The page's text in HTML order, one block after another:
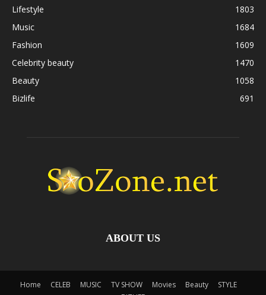
Lifestyle
1803
Music
1684
Fashion
1609
Celebrity beauty
1470
Beauty
1058
Bizlife
691
ABOUT US
Home CELEB MUSIC TV SHOW Movies Beauty
STYLE